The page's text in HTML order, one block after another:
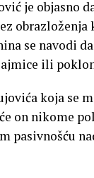
je objasno
obrazloženja
se navodi da
ili
koja se
on nikome
pasivnošću